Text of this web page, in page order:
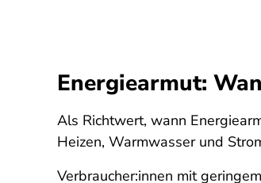
Energiearmut:
Als Richtwert, wann
Heizen, Warmwasser und
Verbraucher:innen mit